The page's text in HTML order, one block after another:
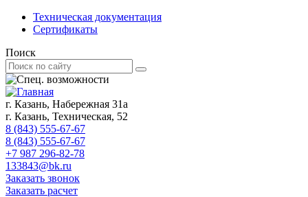
Техническая документация
Сертификаты
Поиск
г. Казань, Набережная 31а
г. Казань, Техническая, 52
8 (843) 555-67-67
8 (843) 555-67-67
+7 987 296-82-78
133843@bk.ru
Заказать звонок
Заказать расчет